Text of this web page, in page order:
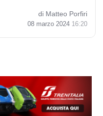
di Matteo Porfiri
08 marzo 2024 16:20